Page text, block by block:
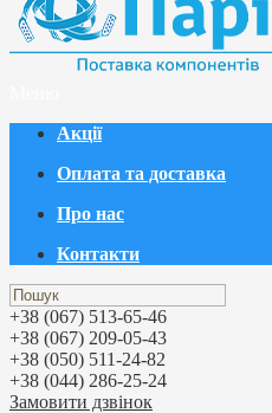
Акції
Оплата та доставка
Про нас
Контакти
+38 (067) 513-65-46
+38 (067) 209-05-43
+38 (050) 511-24-82
+38 (044) 286-25-24
Замовити дзвінок